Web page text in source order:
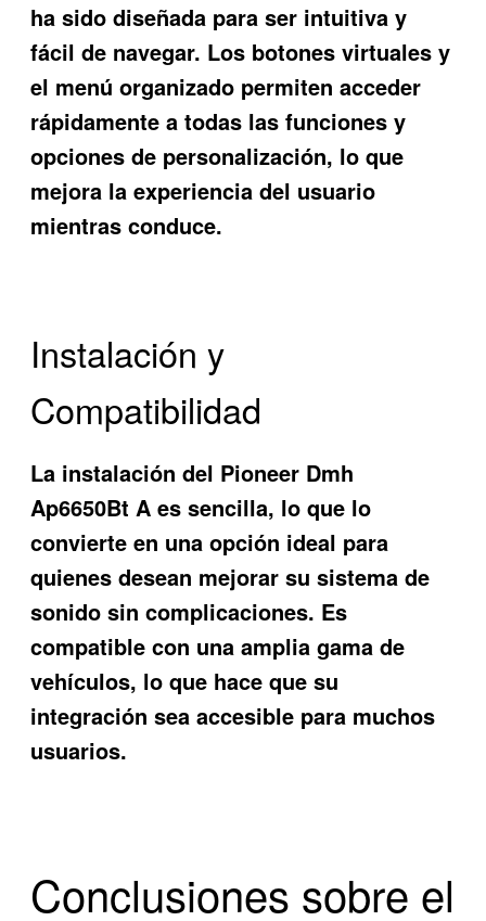
ha sido diseñada para ser intuitiva y
fácil de navegar. Los botones virtuales y
el menú organizado permiten acceder
rápidamente a todas las funciones y
opciones de personalización, lo que
mejora la experiencia del usuario
mientras conduce.
Instalación y
Compatibilidad
La instalación del Pioneer Dmh
Ap6650Bt A es sencilla, lo que lo
convierte en una opción ideal para
quienes desean mejorar su sistema de
sonido sin complicaciones. Es
compatible con una amplia gama de
vehículos, lo que hace que su
integración sea accesible para muchos
usuarios.
Conclusiones sobre el